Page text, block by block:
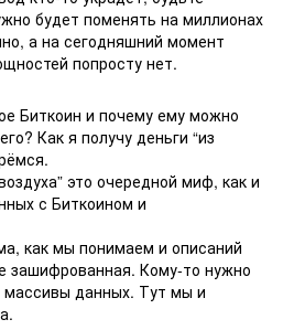
будет поменять на миллионах
а на сегодняшний момент
попросту нет.
Биткоин и почему ему можно
Как я получу деньги “из
это очередной миф, как и
с Биткоином и
как мы понимаем и описаний
зашифрованная. Кому-то нужно
данных. Тут мы и